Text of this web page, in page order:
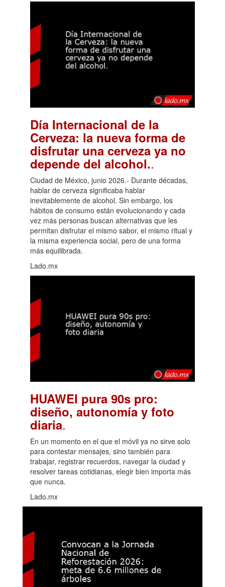
Día Internacional de la
Cerveza: la nueva forma de
disfrutar una cerveza ya no
depende del alcohol..
Ciudad de México, junio 2026.- Durante décadas,
hablar de cerveza significaba hablar
inevitablemente de alcohol. Sin embargo, los
hábitos de consumo están evolucionando y cada
vez más personas buscan alternativas que les
permitan disfrutar el mismo sabor, el mismo ritual y
la misma experiencia social, pero de una forma
más equilibrada.
Lado.mx
HUAWEI pura 90s pro:
diseño, autonomía y foto
diaria.
En un momento en el que el móvil ya no sirve solo
para contestar mensajes, sino también para
trabajar, registrar recuerdos, navegar la ciudad y
resolver tareas cotidianas, elegir bien importa más
que nunca.
Lado.mx